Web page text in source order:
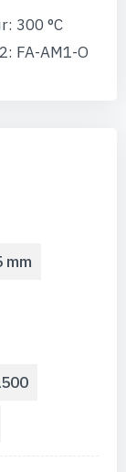
300 °C
FA-AM1-O
mm